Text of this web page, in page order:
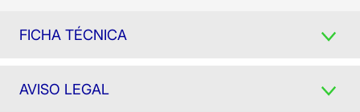
FICHA TÉCNICA
AVISO LEGAL